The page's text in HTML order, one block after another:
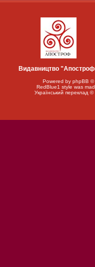
Видавництво
Powered by phpBB ©
RedBlue1 style was
Український переклад